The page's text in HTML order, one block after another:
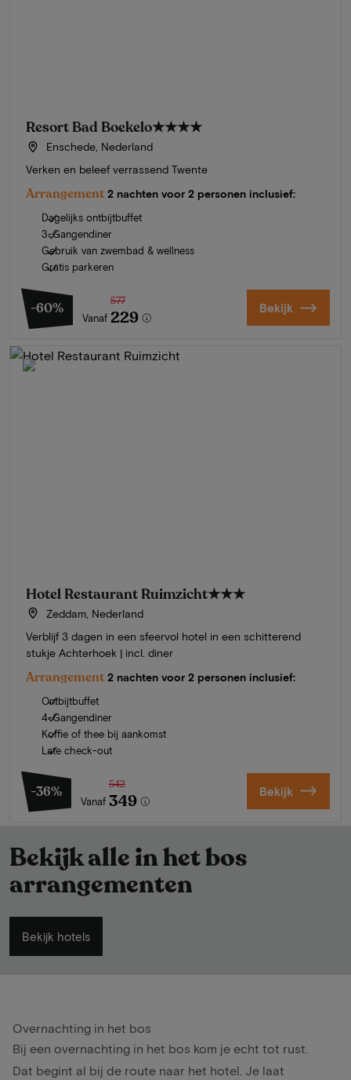
Resort Bad Boekelo★★★★
Enschede, Nederland
Verken en beleef verrassend Twente
Arrangement 2 nachten voor 2 personen inclusief:
Dagelijks ontbijtbuffet
3-Gangendiner
Gebruik van zwembad & wellness
Gratis parkeren
-60%
Vanaf
577
229 Bekijk
Hotel Restaurant Ruimzicht★★★
Zeddam, Nederland
Verblijf 3 dagen in een sfeervol hotel in een schitterend
stukje Achterhoek | incl. diner
Arrangement 2 nachten voor 2 personen inclusief:
Ontbijtbuffet
4-Gangendiner
Koffie of thee bij aankomst
Late check-out
-36%
Vanaf
542
349 Bekijk
Bekijk alle in het bos
arrangementen
Bekijk hotels
Overnachting in het bos
Bij een overnachting in het bos kom je echt tot rust.
Dat begint al bij de route naar het hotel. Je laat